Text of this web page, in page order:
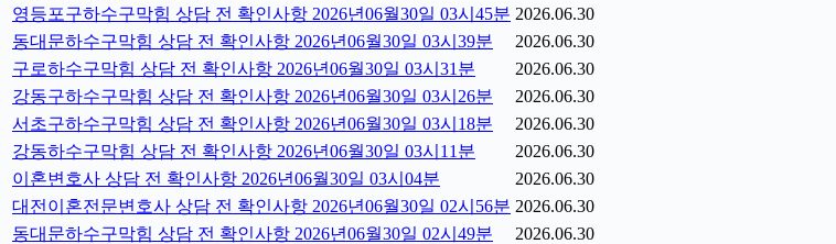
영등포구하수구막힘 상담 전 확인사항 2026년06월30일 03시45분 2026.06.30
동대문하수구막힘 상담 전 확인사항 2026년06월30일 03시39분
2026.06.30
구로하수구막힘 상담 전 확인사항 2026년06월30일 03시31분
2026.06.30
강동구하수구막힘 상담 전 확인사항 2026년06월30일 03시26분
2026.06.30
서초구하수구막힘 상담 전 확인사항 2026년06월30일 03시18분
2026.06.30
강동하수구막힘 상담 전 확인사항 2026년06월30일 03시11분
2026.06.30
이혼변호사 상담 전 확인사항 2026년06월30일 03시04분
2026.06.30
대전이혼전문변호사 상담 전 확인사항 2026년06월30일 02시56분 2026.06.30
동대문하수구막힘 상담 전 확인사항 2026년06월30일 02시49분
2026.06.30